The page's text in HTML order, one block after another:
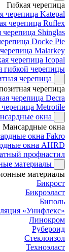
Гибкая черепица
черепица Katepal
черепица Ruflex
черепица Shinglas
Docke Pie
Malarkey
черепица Icopal
гибкой черепицы
черепица
черепица
черепица Decra
Metrotile
окна
Мансардные окна
окна Fakro
окна AHRD
профнастил
материалы
материалы
Бикрост
Бикроэласт
Биполь
«Унифлекс»
Линокром
Рубероид
Стеклоизол
Техноэласт